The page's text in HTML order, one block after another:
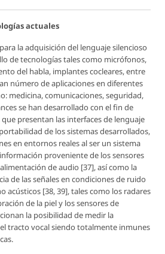
actuales
la adquisición del lenguaje silencioso
de tecnologías tales como micrófonos,
del habla, implantes cocleares, entre
número de aplicaciones en diferentes
medicina, comunicaciones, seguridad,
se han desarrollado con el fin de
presentan las interfaces de lenguaje
de los sistemas desarrollados,
en entornos reales al ser un sistema
proveniente de los sensores
de audio [37], así como la
de las señales en condiciones de ruido
acústicos [38, 39], tales como los radares
de la piel y los sensores de
la posibilidad de medir la
tracto vocal siendo totalmente inmunes